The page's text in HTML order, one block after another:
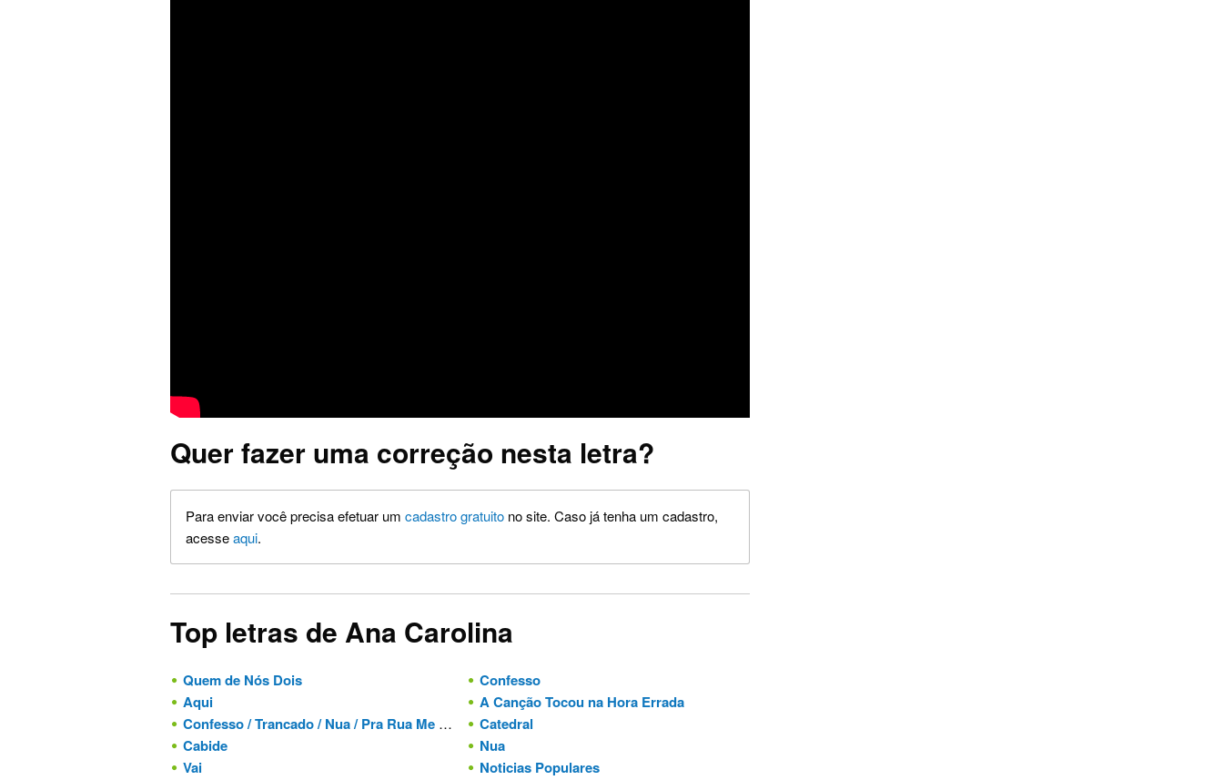
Quer fazer uma correção nesta letra?
Para enviar você precisa efetuar um cadastro gratuito no site. Caso já tenha um cadastro,
acesseaqui.
Top letras de Ana Carolina
Quem de Nós Dois
Confesso
Aqui
A Canção Tocou na Hora Errada
Confesso / Trancado / Nua / Pra Rua Me Levar / Encostar Na Tua
Catedral
Cabide
Nua
Vai
Noticias Populares